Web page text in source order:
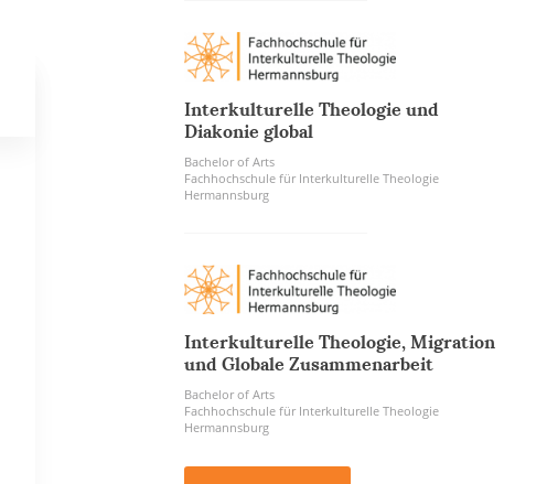
Interkulturelle Theologie und
Diakonie global
Bachelor of Arts
Fachhochschule für Interkulturelle Theologie
Hermannsburg
Interkulturelle Theologie, Migration
und Globale Zusammenarbeit
Bachelor of Arts
Fachhochschule für Interkulturelle Theologie
Hermannsburg